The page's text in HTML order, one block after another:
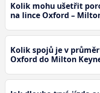
Kolik mohu ušetřit
na lince Oxford –
Kolik spojů je v
Oxford do Milton